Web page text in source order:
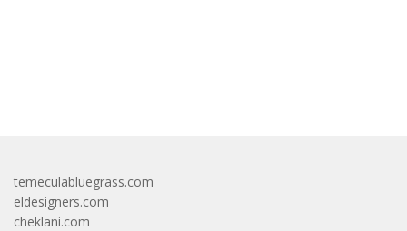
temeculabluegrass.com
eldesigners.com
cheklani.com